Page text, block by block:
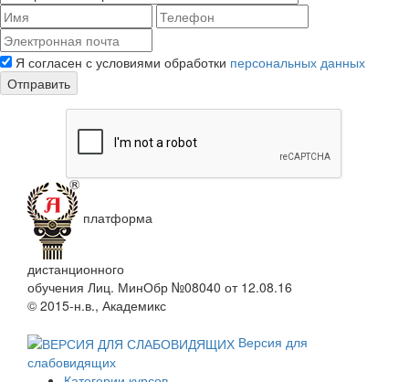
Я согласен с условиями обработки персональных данных
Отправить
платформа
дистанционного
обучения Лиц. МинОбр №08040 от 12.08.16
© 2015-н.в., Академикс
Версия для
слабовидящих